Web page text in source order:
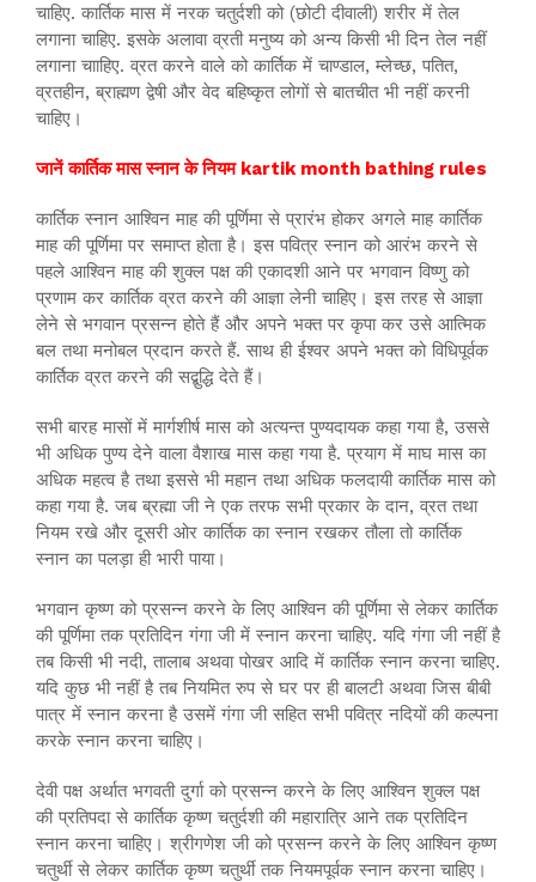
चाहिए. कार्तिक मास में नरक चतुर्दशी को (छोटी दीवाली) शरीर में तेल
लगाना चाहिए. इसके अलावा व्रती मनुष्य को अन्य किसी भी दिन तेल नहीं
लगाना चााहिए. व्रत करने वाले को कार्तिक में चाण्डाल, म्लेच्छ, पतित,
व्रतहीन, ब्राह्मण द्वेषी और वेद बहिष्कृत लोगों से बातचीत भी नहीं करनी
चाहिए।
जानें कार्तिक मास स्नान के नियम kartik month bathing rules
कार्तिक स्नान आश्विन माह की पूर्णिमा से प्रारंभ होकर अगले माह कार्तिक
माह की पूर्णिमा पर समाप्त होता है। इस पवित्र स्नान को आरंभ करने से
पहले आश्विन माह की शुक्ल पक्ष की एकादशी आने पर भगवान विष्णु को
प्रणाम कर कार्तिक व्रत करने की आज्ञा लेनी चाहिए। इस तरह से आज्ञा
लेने से भगवान प्रसन्न होते हैं और अपने भक्त पर कृपा कर उसे आत्मिक
बल तथा मनोबल प्रदान करते हैं. साथ ही ईश्वर अपने भक्त को विधिपूर्वक
कार्तिक व्रत करने की सद्बुद्धि देते हैं।
सभी बारह मासों में मार्गशीर्ष मास को अत्यन्त पुण्यदायक कहा गया है, उससे
भी अधिक पुण्य देने वाला वैशाख मास कहा गया है. प्रयाग में माघ मास का
अधिक महत्व है तथा इससे भी महान तथा अधिक फलदायी कार्तिक मास को
कहा गया है. जब ब्रह्मा जी ने एक तरफ सभी प्रकार के दान, व्रत तथा
नियम रखे और दूसरी ओर कार्तिक का स्नान रखकर तौला तो कार्तिक
स्नान का पलड़ा ही भारी पाया।
भगवान कृष्ण को प्रसन्न करने के लिए आश्विन की पूर्णिमा से लेकर कार्तिक
की पूर्णिमा तक प्रतिदिन गंगा जी में स्नान करना चाहिए. यदि गंगा जी नहीं है
तब किसी भी नदी, तालाब अथवा पोखर आदि में कार्तिक स्नान करना चाहिए.
यदि कुछ भी नहीं है तब नियमित रुप से घर पर ही बालटी अथवा जिस बीबी
पात्र में स्नान करना है उसमें गंगा जी सहित सभी पवित्र नदियों की कल्पना
करके स्नान करना चाहिए।
देवी पक्ष अर्थात भगवती दुर्गा को प्रसन्न करने के लिए आश्विन शुक्ल पक्ष
की प्रतिपदा से कार्तिक कृष्ण चतुर्दशी की महारात्रि आने तक प्रतिदिन
स्नान करना चाहिए। श्रीगणेश जी को प्रसन्न करने के लिए आश्विन कृष्ण
चतुर्थी से लेकर कार्तिक कृष्ण चतुर्थी तक नियमपूर्वक स्नान करना चाहिए।